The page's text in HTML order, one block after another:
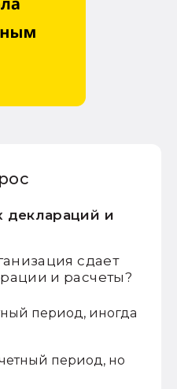
деклараций и
сдает
и расчеты?
период, иногда
период, но